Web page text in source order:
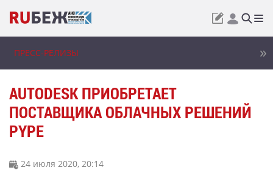
ПРЕСС-РЕЛИЗЫ
AUTODESK ПРИОБРЕТАЕТ
ПОСТАВЩИКА ОБЛАЧНЫХ РЕШЕНИЙ
PYPE
24 июля 2020, 20:14